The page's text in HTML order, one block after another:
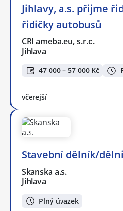
Jihlavy, a.s. přijme
řidičky autobusů
CRI ameba.eu, s.r.o.
Jihlava
47 000 – 57 000 Kč
včerejší
Stavební dělník/
Skanska a.s.
Jihlava
Plný úvazek